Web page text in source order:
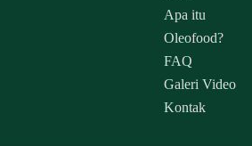
Apa itu
Oleofood?
FAQ
Galeri Video
Kontak